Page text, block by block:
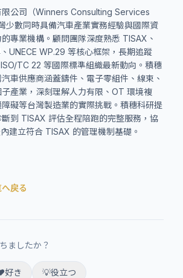
限公司（Winners Consulting Services
少數同時具備汽車產業實務經驗與國際資
專業機構。顧問團隊深度熟悉 TISAX、
UNECE WP.29 等核心框架，長期追蹤
TC 22 等國際標準組織最新動向。積穗
車供應商涵蓋鑄件、電子零組件、線束、
產業，深刻理解人力有限、OT 環境複
礙等台灣製造業的實際挑戰。積穗科研提
到 TISAX 評估全程陪跑的完整服務，協
建立符合 TISAX 的管理機制基礎。
戻る
ましたか？
好き 💡役立つ